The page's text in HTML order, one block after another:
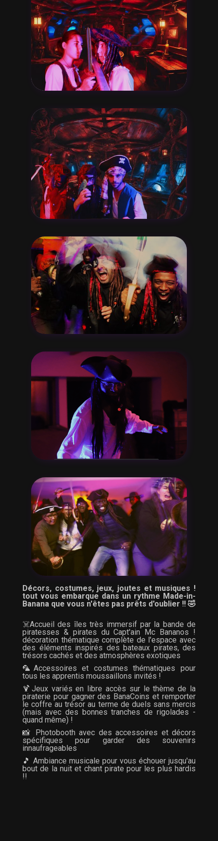
Décors, costumes, jeux, joutes et musiques !
tout vous embarque dans un rythme Made-in-
Banana que vous n'êtes pas prêts d'oublier !! 🤣
☠️Accueil des îles très immersif par la bande de
piratesses & pirates du Capt'ain Mc Bananos !
décoration thématique complète de l'espace avec
des éléments inspirés des bateaux pirates, des
trésors cachés et des atmosphères exotiques
🦜Accessoires et costumes thématiques pour
tous les apprentis moussaillons invités !
🍹Jeux variés en libre accès sur le thème de la
piraterie pour gagner des BanaCoins et remporter
le coffre au trésor au terme de duels sans mercis
(mais avec des bonnes tranches de rigolades -
quand même) !
📸 Photobooth avec des accessoires et décors
spécifiques pour garder des souvenirs
innaufrageables
🎵 Ambiance musicale pour vous échouer jusqu'au
bout de la nuit et chant pirate pour les plus hardis
!!